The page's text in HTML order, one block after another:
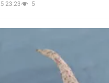
23:23 5